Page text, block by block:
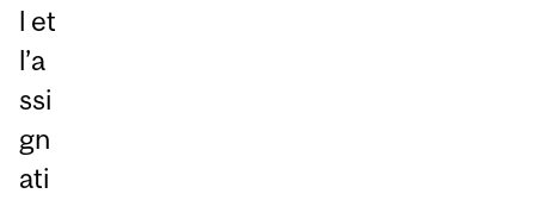
l et
l’a
ssi
gn
ati